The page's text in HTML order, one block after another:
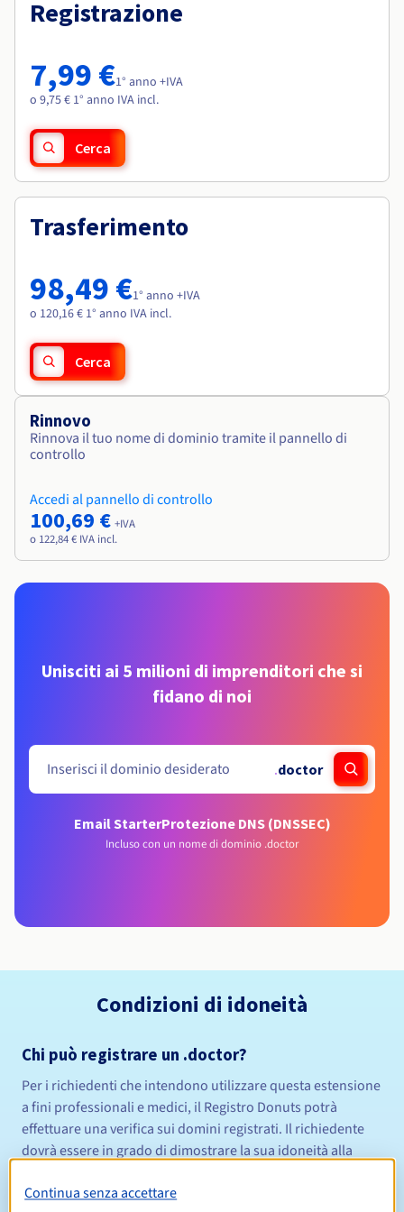
Tariffe
Roadmap & Changelog
Osservabilità
Roadmap & Changelog
Roadmap & Changelog
Roadmap & Changelog
Roadmap & Changelog
Registrazione
7,99 €1° anno +IVA
o 9,75 € 1° anno IVA incl.
Cerca
Trasferimento
98,49 €1° anno +IVA
o 120,16 € 1° anno IVA incl.
Cerca
Rinnovo
Rinnova il tuo nome di dominio tramite il pannello di
controllo
Accedi al pannello di controllo
100,69 € +IVA
o 122,84 € IVA incl.
Unisciti ai 5 milioni di imprenditori che si
fidano di noi
.doctor
Email StarterProtezione DNS (DNSSEC)
Incluso con un nome di dominio .doctor
Condizioni di idoneità
Chi può registrare un .doctor?
Per i richiedenti che intendono utilizzare questa estensione
a fini professionali e medici, il Registro Donuts potrà
effettuare una verifica sui domini registrati. Il richiedente
dovrà essere in grado di dimostrare la sua idoneità alla
Regole di gestione e notifiche
Continua senza accettare